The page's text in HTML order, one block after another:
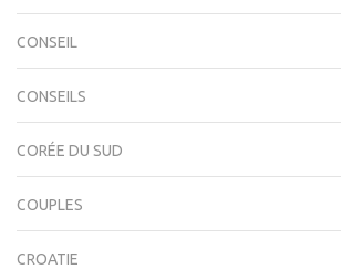
CONSEIL
CONSEILS
CORÉE DU SUD
COUPLES
CROATIE